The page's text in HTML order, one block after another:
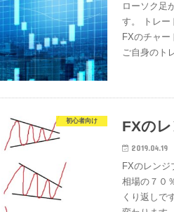
ローソク足
す。 トレー
FXのチャ
ご自身のト
初心者向け FXの
2019.04.19
FXのレンジ
相場の７０
くり返しで